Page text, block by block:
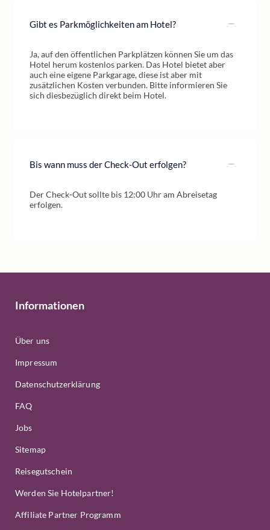
Gibt es Parkmöglichkeiten am Hotel?
Ja, auf den öffentlichen Parkplätzen können Sie um das
Hotel herum kostenlos parken. Das Hotel bietet aber
auch eine eigene Parkgarage, diese ist aber mit
zusätzlichen Kosten verbunden. Bitte informieren Sie
sich diesbezüglich direkt beim Hotel.
Bis wann muss der Check-Out erfolgen?
Der Check-Out sollte bis 12:00 Uhr am Abreisetag
erfolgen.
Informationen
Über uns
Impressum
Datenschutzerklärung
FAQ
Jobs
Sitemap
Reisegutschein
Werden Sie Hotelpartner!
Affiliate Partner Programm